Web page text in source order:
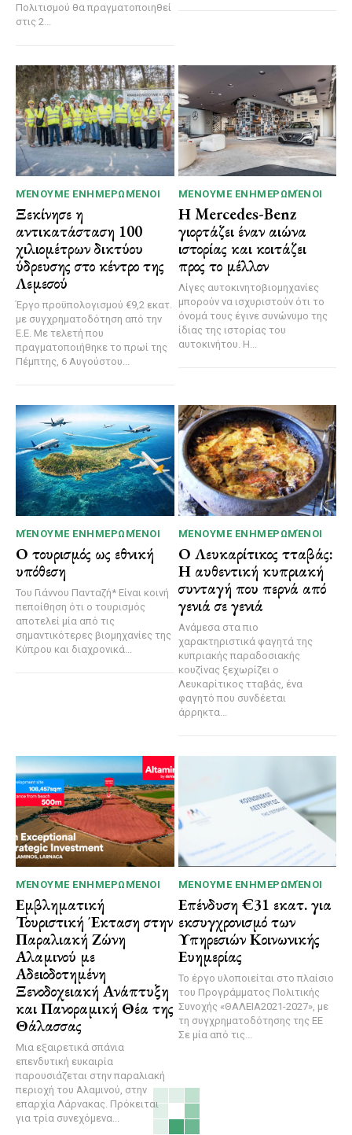
Πολιτισμού θα πραγματοποιηθεί
στις 2...
ΜΈΝΟΥΜΕ ΕΝΗΜΕΡΩΜΈΝΟΙ
Ξεκίνησε η
αντικατάσταση 100
χιλιομέτρων δικτύου
ύδρευσης στο κέντρο της
Λεμεσού
Έργο προϋπολογισμού €9,2 εκατ.
με συγχρηματοδότηση από την
Ε.Ε. Με τελετή που
πραγματοποιήθηκε το πρωί της
Πέμπτης, 6 Αυγούστου...
ΜΈΝΟΥΜΕ ΕΝΗΜΕΡΩΜΈΝΟΙ
Η Mercedes-Benz
γιορτάζει έναν αιώνα
ιστορίας και κοιτάζει
προς το μέλλον
Λίγες αυτοκινητοβιομηχανίες
μπορούν να ισχυριστούν ότι το
όνομά τους έγινε συνώνυμο της
ίδιας της ιστορίας του
αυτοκινήτου. Η...
ΜΈΝΟΥΜΕ ΕΝΗΜΕΡΩΜΈΝΟΙ
Ο τουρισμός ως εθνική
υπόθεση
Του Γιάννου Πανταζή* Είναι κοινή
πεποίθηση ότι ο τουρισμός
αποτελεί μία από τις
σημαντικότερες βιομηχανίες της
Κύπρου και διαχρονικά...
ΜΈΝΟΥΜΕ ΕΝΗΜΕΡΩΜΈΝΟΙ
Ο Λευκαρίτικος τταβάς:
Η αυθεντική κυπριακή
συνταγή που περνά από
γενιά σε γενιά
Ανάμεσα στα πιο
χαρακτηριστικά φαγητά της
κυπριακής παραδοσιακής
κουζίνας ξεχωρίζει ο
Λευκαρίτικος τταβάς, ένα
φαγητό που συνδέεται
άρρηκτα...
ΜΈΝΟΥΜΕ ΕΝΗΜΕΡΩΜΈΝΟΙ
Εμβληματική
Τουριστική Έκταση στην
Παραλιακή Ζώνη
Αλαμινού με
Αδειοδοτημένη
Ξενοδοχειακή Ανάπτυξη
και Πανοραμική Θέα της
Θάλασσας
Μια εξαιρετικά σπάνια
επενδυτική ευκαιρία
παρουσιάζεται στην παραλιακή
περιοχή του Αλαμινού, στην
επαρχία Λάρνακας. Πρόκειται
για τρία συνεχόμενα...
ΜΈΝΟΥΜΕ ΕΝΗΜΕΡΩΜΈΝΟΙ
Επένδυση €31 εκατ. για
εκσυγχρονισμό των
Υπηρεσιών Κοινωνικής
Ευημερίας
Το έργο υλοποιείται στο πλαίσιο
του Προγράμματος Πολιτικής
Συνοχής «ΘΑΛΕΙΑ2021-2027», με
τη συγχρηματοδότησης της ΕΕ
Σε μία από τις...